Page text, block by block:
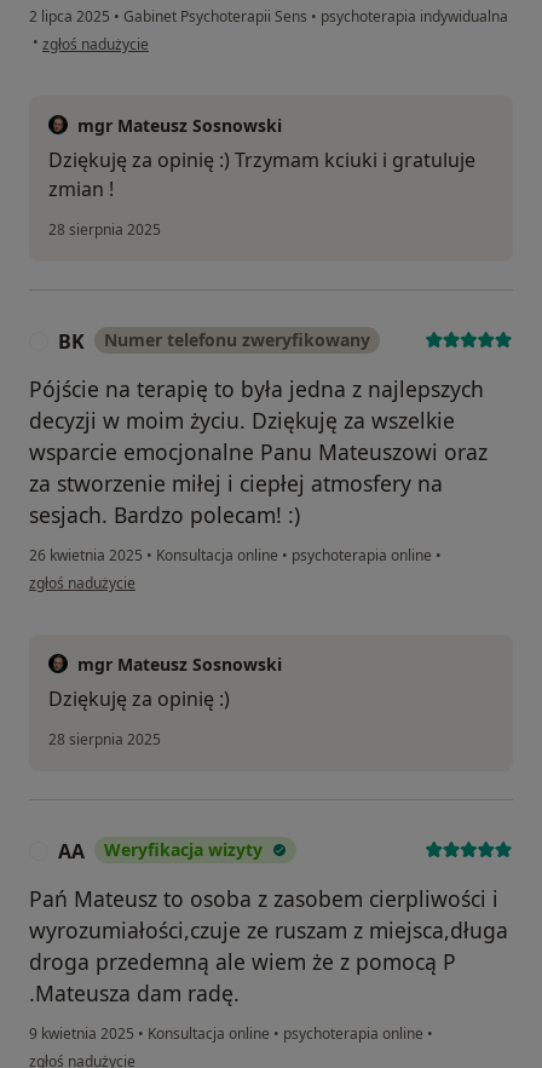
2 lipca 2025 • Gabinet Psychoterapii Sens • psychoterapia indywidualna
• w opinii użytkownika Anna
zgłoś nadużycie
mgr Mateusz Sosnowski
Dziękuję za opinię :) Trzymam kciuki i gratuluje
zmian !
28 sierpnia 2025
BK Numer telefonu zweryfikowany
Pójście na terapię to była jedna z najlepszych
decyzji w moim życiu. Dziękuję za wszelkie
wsparcie emocjonalne Panu Mateuszowi oraz
za stworzenie miłej i ciepłej atmosfery na
sesjach. Bardzo polecam! :)
26 kwietnia 2025 • Konsultacja online • psychoterapia online •
w opinii użytkownika BK
zgłoś nadużycie
mgr Mateusz Sosnowski
Dziękuję za opinię :)
28 sierpnia 2025
AA Weryfikacja wizyty
Pań Mateusz to osoba z zasobem cierpliwości i
wyrozumiałości,czuje ze ruszam z miejsca,długa
droga przedemną ale wiem że z pomocą P
.Mateusza dam radę.
9 kwietnia 2025 • Konsultacja online • psychoterapia online •
w opinii użytkownika AA
zgłoś nadużycie